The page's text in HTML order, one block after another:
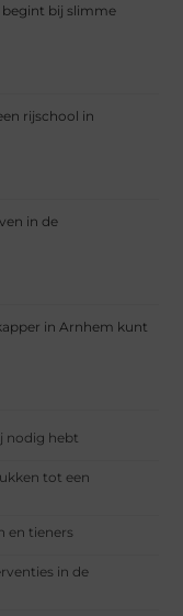
begint bij slimme
rijschool in
in de
in Arnhem kunt
nodig hebt
tot een
en tieners
in de